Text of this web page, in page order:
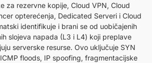
za rezervne kopije, Cloud VPN, Cloud
opterećenja, Dedicated Serveri i Cloud
identifikuje i brani se od uobičajenih
slojeva napada (L3 i L4) koji preplave
serverske resurse. Ovo uključuje SYN
floods, IP spoofing, fragmentacijske